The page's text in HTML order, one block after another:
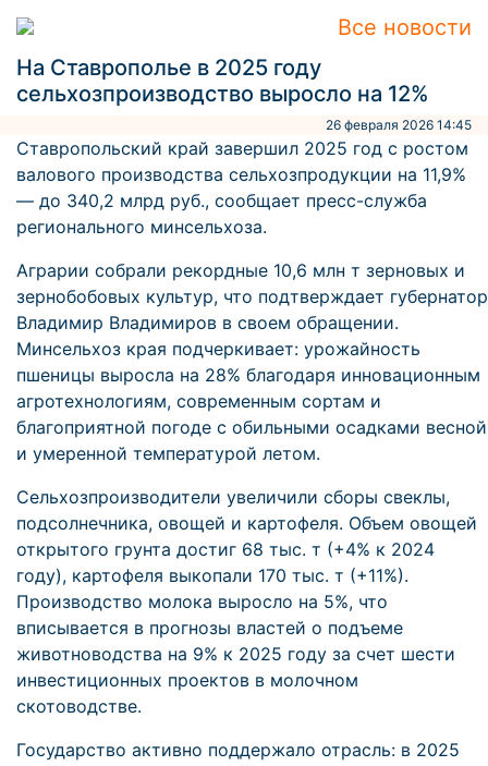
Все новости
На Ставрополье в 2025 году
сельхозпроизводство выросло на 12%
26 февраля 2026 14:45
Ставропольский край завершил 2025 год с ростом
валового производства сельхозпродукции на 11,9%
— до 340,2 млрд руб., сообщает пресс-служба
регионального минсельхоза.
Аграрии собрали рекордные 10,6 млн т зерновых и
зернобобовых культур, что подтверждает губернатор
Владимир Владимиров в своем обращении.
Минсельхоз края подчеркивает: урожайность
пшеницы выросла на 28% благодаря инновационным
агротехнологиям, современным сортам и
благоприятной погоде с обильными осадками весной
и умеренной температурой летом.
Сельхозпроизводители увеличили сборы свеклы,
подсолнечника, овощей и картофеля. Объем овощей
открытого грунта достиг 68 тыс. т (+4% к 2024
году), картофеля выкопали 170 тыс. т (+11%).
Производство молока выросло на 5%, что
вписывается в прогнозы властей о подъеме
животноводства на 9% к 2025 году за счет шести
инвестиционных проектов в молочном
скотоводстве.
Государство активно поддержало отрасль: в 2025